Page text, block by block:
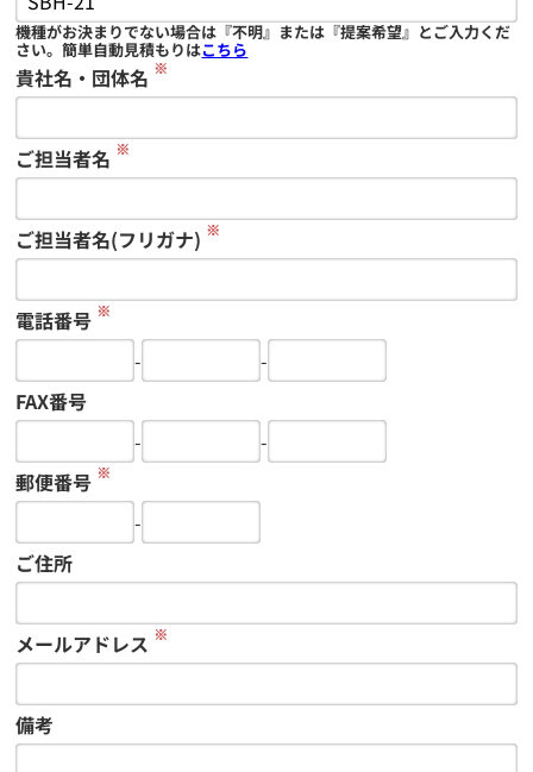
機種がお決まりでない場合は『不明』または『提案希望』とご入力くだ
さい。簡単自動見積もりはこちら
貴社名・団体名 ※
ご担当者名 ※
ご担当者名(フリガナ) ※
電話番号 ※
-
-
FAX番号
-
-
郵便番号 ※
-
ご住所
メールアドレス ※
備考